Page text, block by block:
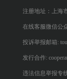
注册地址：上海
在线客服微信公
投诉举报邮箱:
发行合作:
违法信息举报专